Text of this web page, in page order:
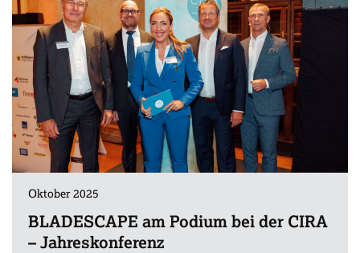
Oktober 2025
BLADESCAPE am Podium bei der CIRA
– Jahreskonferenz